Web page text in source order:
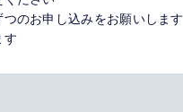
のお申し込みをお願いします
す